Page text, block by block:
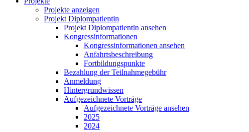
Projekte anzeigen
Projekt Diplompatientin
Projekt Diplompatientin ansehen
Kongressinformationen
Kongressinformationen ansehen
Anfahrtsbeschreibung
Fortbildungspunkte
Bezahlung der Teilnahmegebühr
Anmeldung
Hintergrundwissen
Aufgezeichnete Vorträge
Aufgezeichnete Vorträge ansehen
2025
2024